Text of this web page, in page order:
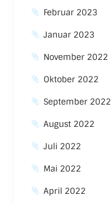
Februar 2023
Januar 2023
November 2022
Oktober 2022
September 2022
August 2022
Juli 2022
Mai 2022
April 2022